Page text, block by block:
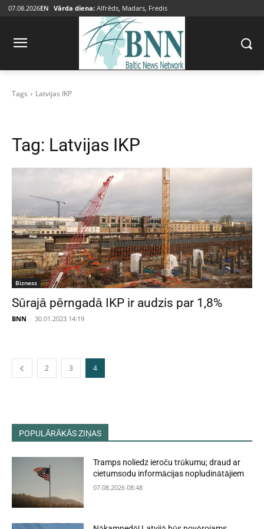
07.08.2026EN Vārda diena: Alfrēds, Madars, Fredis
Tags Latvijas IKP
Tag: Latvijas IKP
Bizness
Sūrajā pērngadā IKP ir audzis par 1,8%
BNN - 30.01.2023 14:19
2 3 4
POPULĀRĀKĀS ZIŅAS
Tramps noliedz ieroču trūkumu; draud ar
cietumsodu informācijas nopludinātājiem
07.08.2026 08:48